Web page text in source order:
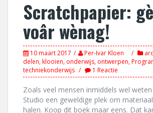
Scratchpapier:
voâr wènag!
10 maart 2017 Per-Ivar Kloen
delen,klooien, onderwijs, ontwerpen,
techniekonderwijs
1 Reactie
Zoals veel mensen inmiddels wel
Studio een geweldige plek om
halen. Koop dit boek maar eens. Dat